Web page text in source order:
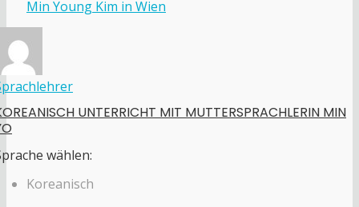
UNTERRICHT MIT MUTTERSPRACHLERIN MIN
wählen:
Koreanisch